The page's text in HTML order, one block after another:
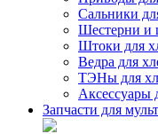
Сальники
Шестерни и
Штоки для
Ведра для
ТЭНы для
Аксессуары
Запчасти для